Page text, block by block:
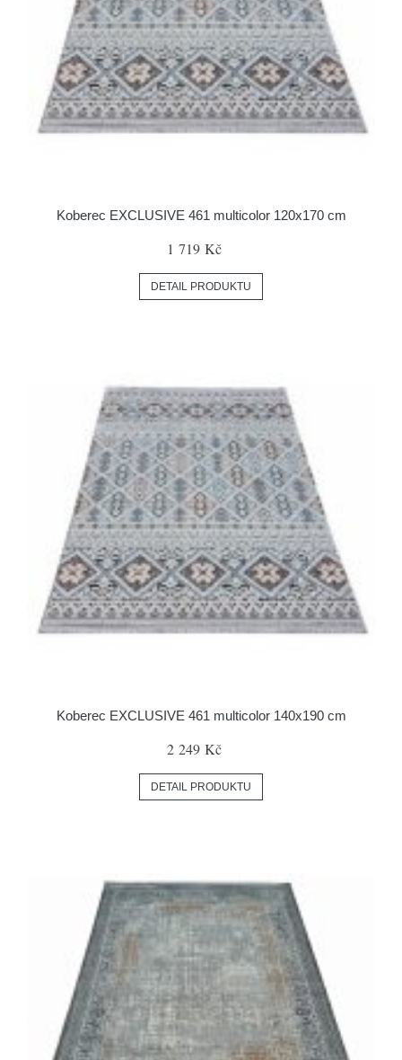
Koberec EXCLUSIVE 461 multicolor 120x170 cm
1 719 Kč
DETAIL PRODUKTU
Koberec EXCLUSIVE 461 multicolor 140x190 cm
2 249 Kč
DETAIL PRODUKTU